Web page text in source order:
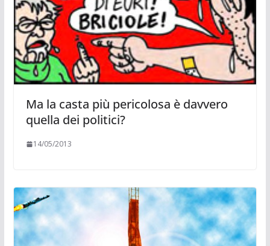
Ma la casta più pericolosa è davvero
quella dei politici?
14/05/2013